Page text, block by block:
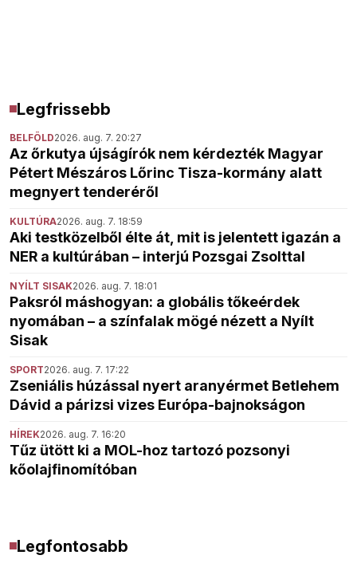
Legfrissebb
BELFÖLD2026. aug. 7. 20:27
Az őrkutya újságírók nem kérdezték Magyar
Pétert Mészáros Lőrinc Tisza-kormány alatt
megnyert tenderéről
KULTÚRA2026. aug. 7. 18:59
Aki testközelből élte át, mit is jelentett igazán a
NER a kultúrában – interjú Pozsgai Zsolttal
NYÍLT SISAK2026. aug. 7. 18:01
Paksról máshogyan: a globális tőkeérdek
nyomában – a színfalak mögé nézett a Nyílt
Sisak
SPORT2026. aug. 7. 17:22
Zseniális húzással nyert aranyérmet Betlehem
Dávid a párizsi vizes Európa-bajnokságon
HÍREK2026. aug. 7. 16:20
Tűz ütött ki a MOL-hoz tartozó pozsonyi
kőolajfinomítóban
Legfontosabb